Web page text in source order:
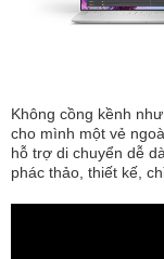
Không cồng kềnh
cho mình một vẻ
hỗ trợ di chuyển dễ
phác thảo, thiết kế,